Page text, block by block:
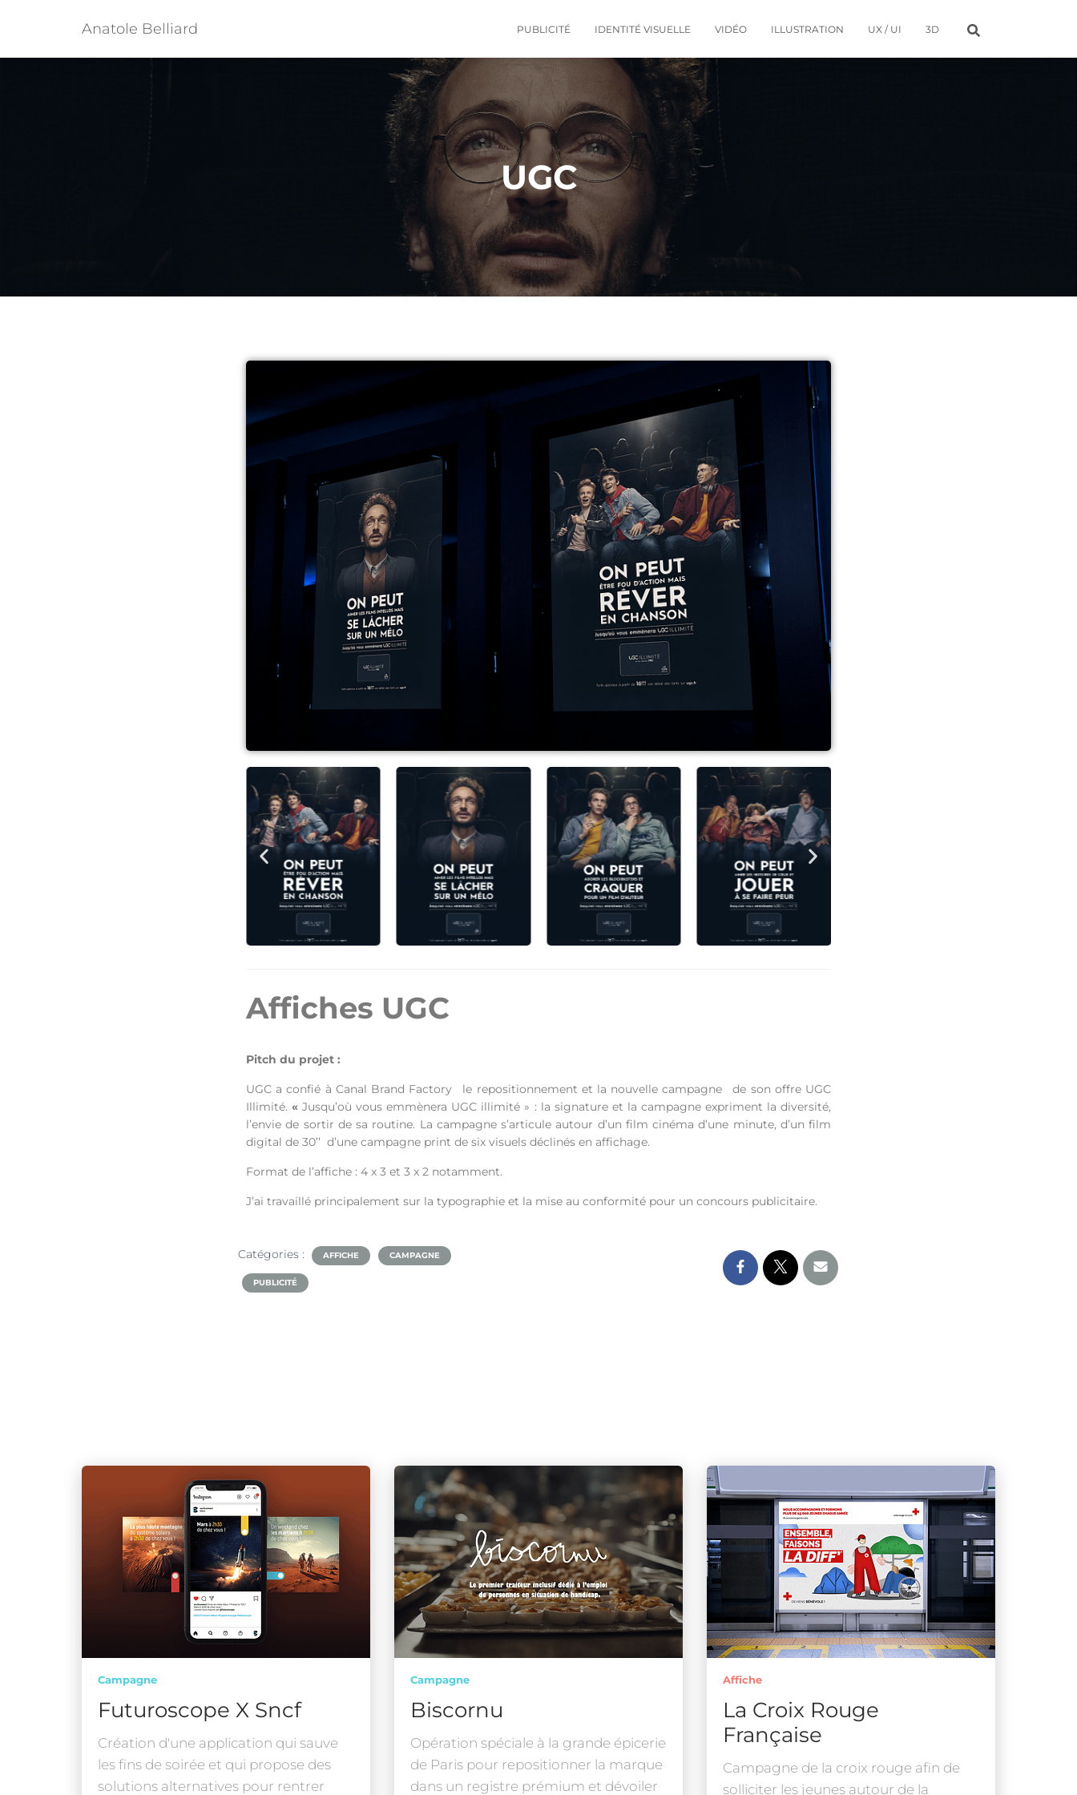
Anatole Belliard PUBLICITÉ IDENTITÉ VISUELLE VIDÉO ILLUSTRATION UX / UI 3D
UGC
Affiches UGC
Pitch du projet :
UGC a confié à Canal Brand Factory le repositionnement et la nouvelle campagne de son offre UGC
Illimité.«Jusqu’où vous emmènera UGC illimité » : la signature et la campagne expriment la diversité,
l’envie de sortir de sa routine. La campagne s’articule autour d’un film cinéma d’une minute, d’un film
digital de 30’’ d’une campagne print de six visuels déclinés en affichage.
Format de l’affiche : 4 x 3 et 3 x 2 notamment.
J’ai travaillé principalement sur la typographie et la mise au conformité pour un concours publicitaire.
Catégories : AFFICHE CAMPAGNE
PUBLICITÉ
Campagne
Futuroscope X Sncf
Création d'une application qui sauve
les fins de soirée et qui propose des
solutions alternatives pour rentrer
Campagne
Biscornu
Opération spéciale à la grande épicerie
de Paris pour repositionner la marque
dans un registre prémium et dévoiler
Affiche
La Croix Rouge
Française
Campagne de la croix rouge afin de
solliciter les jeunes autour de la